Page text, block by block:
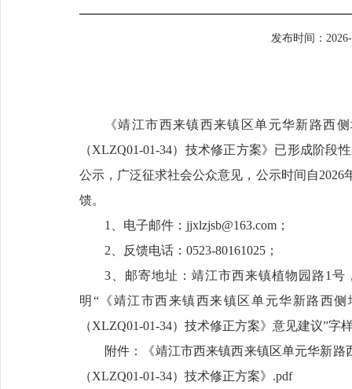
发布时间：
《靖江市西来镇西来镇区单元华新路西
（XLZQ01-01-34）技术修正方案》已形成阶
公示，广泛征求社会公众意见，公示时间自2026
馈。
1、电子邮件：jjxlzjsb@163.com；
2、反馈电话：0523-80161025；
3、邮寄地址：靖江市西来镇植物园路1号
明“《靖江市西来镇西来镇区单元华新路西侧
（XLZQ01-01-34）技术修正方案》意见建议”字
附件：《靖江市西来镇西来镇区单元华新路
（XLZQ01-01-34）技术修正方案》.pdf